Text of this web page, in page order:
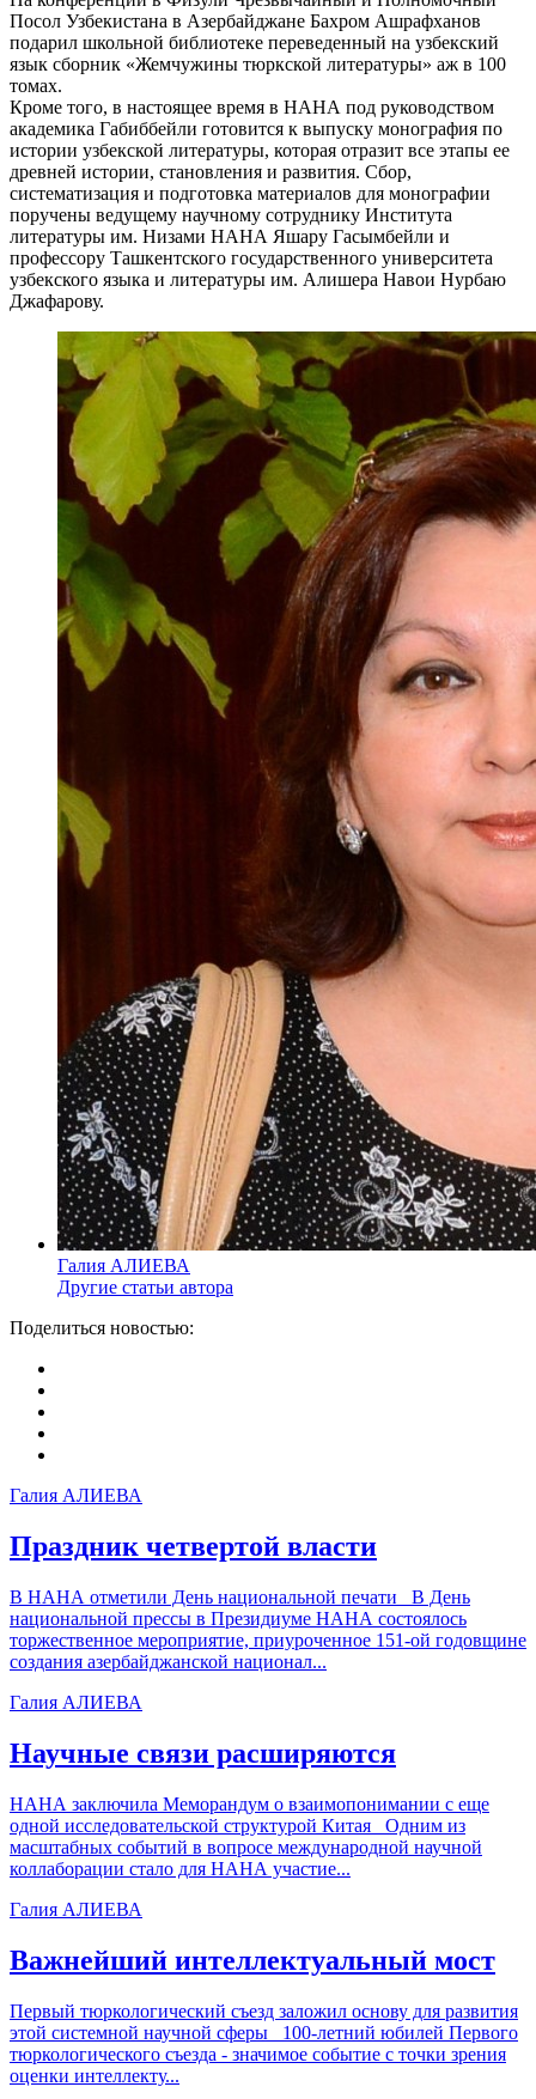
Посол Узбекистана в Азербайджане Бахром Ашрафханов
подарил школьной библиотеке переведенный на узбекский
язык сборник «Жемчужины тюркской литературы» аж в 100
томах.
Кроме того, в настоящее время в НАНА под руководством
академика Габиббейли готовится к выпуску монография по
истории узбекской литературы, которая отразит все этапы ее
древней истории, становления и развития. Сбор,
систематизация и подготовка материалов для монографии
поручены ведущему научному сотруднику Института
литературы им. Низами НАНА Яшару Гасымбейли и
профессору Ташкентского государственного университета
узбекского языка и литературы им. Алишера Навои Нурбаю
Джафарову.
Галия АЛИЕВА
Другие статьи автора
Поделиться новостью:
Галия АЛИЕВА
Праздник четвертой власти
В НАНА отметили День национальной печати В День
национальной прессы в Президиуме НАНА состоялось
торжественное мероприятие, приуроченное 151-ой годовщине
создания азербайджанской национал...
Галия АЛИЕВА
Научные связи расширяются
НАНА заключила Меморандум о взаимопонимании с еще
одной исследовательской структурой Китая Одним из
масштабных событий в вопросе международной научной
коллаборации стало для НАНА участие...
Галия АЛИЕВА
Важнейший интеллектуальный мост
Первый тюркологический съезд заложил основу для развития
этой системной научной сферы 100-летний юбилей Первого
тюркологического съезда - значимое событие с точки зрения
оценки интеллекту...